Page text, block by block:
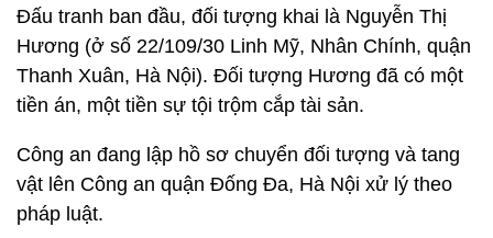
Đấu tranh ban đầu, đối tượng khai là Nguyễn Thị
Hương (ở số 22/109/30 Linh Mỹ, Nhân Chính, quận
Thanh Xuân, Hà Nội). Đối tượng Hương đã có một
tiền án, một tiền sự tội trộm cắp tài sản.
Công an đang lập hồ sơ chuyển đối tượng và tang
vật lên Công an quận Đống Đa, Hà Nội xử lý theo
pháp luật.